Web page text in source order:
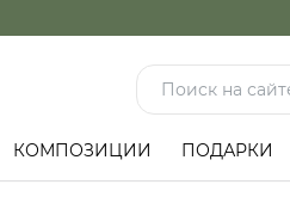
КОМПОЗИЦИИ ПОДАРКИ